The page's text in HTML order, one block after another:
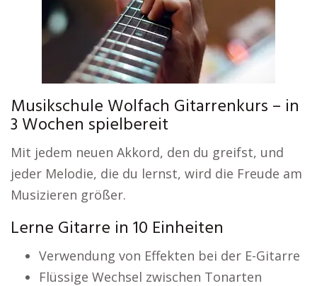
Musikschule Wolfach Gitarrenkurs – in
3 Wochen spielbereit
Mit jedem neuen Akkord, den du greifst, und
jeder Melodie, die du lernst, wird die Freude am
Musizieren größer.
Lerne Gitarre in 10 Einheiten
Verwendung von Effekten bei der E-Gitarre
Flüssige Wechsel zwischen Tonarten